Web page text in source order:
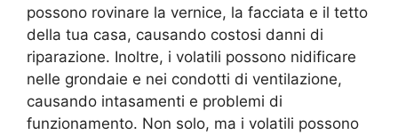
possono rovinare la vernice, la facciata e il tetto
della tua casa, causando costosi danni di
riparazione. Inoltre, i volatili possono nidificare
nelle grondaie e nei condotti di ventilazione,
causando intasamenti e problemi di
funzionamento. Non solo, ma i volatili possono